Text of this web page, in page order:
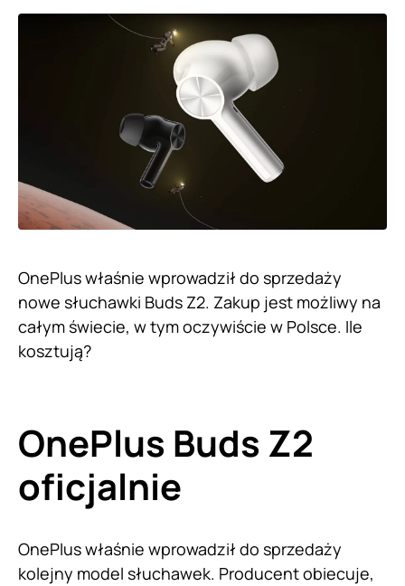
OnePlus właśnie wprowadził do sprzedaży
nowe słuchawki Buds Z2. Zakup jest możliwy na
całym świecie, w tym oczywiście w Polsce. Ile
kosztują?
OnePlus Buds Z2
oficjalnie
OnePlus właśnie wprowadził do sprzedaży
kolejny model słuchawek. Producent obiecuje,